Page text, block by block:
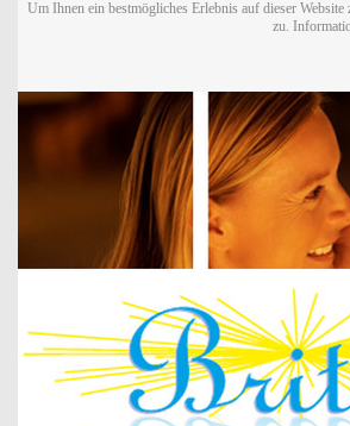
Um Ihnen ein bestmögliches Erlebnis auf dieser
zu.